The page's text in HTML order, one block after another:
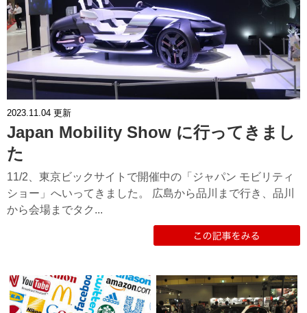
2023.11.04 更新
Japan Mobility Show に行ってきまし
た
11/2、東京ビックサイトで開催中の「ジャパン モビリティ
ショー」へいってきました。 広島から品川まで行き、品川
から会場までタク...